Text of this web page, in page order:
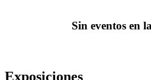
Sin eventos en
Exposiciones